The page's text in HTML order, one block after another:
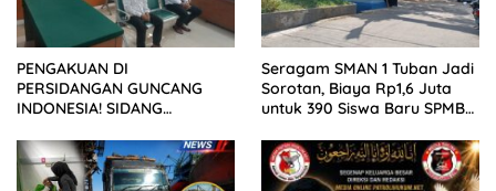
PENGAKUAN DI
PERSIDANGAN GUNCANG
INDONESIA! SIDANG
KELUARGA KORBAN
MENGAMUK DI PN MALANG
Seragam SMAN 1 Tuban Jadi
Sorotan, Biaya Rp1,6 Juta
untuk 390 Siswa Baru SPMB